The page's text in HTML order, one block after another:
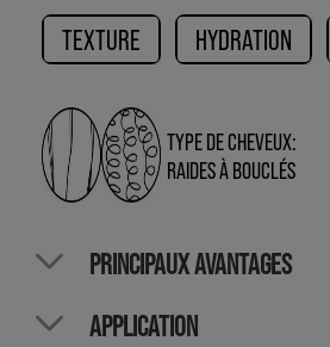
TEXTURE HYDRATION
TYPE DE CHEVEUX:
RAIDES À BOUCLÉS
PRINCIPAUX AVANTAGES
APPLICATION